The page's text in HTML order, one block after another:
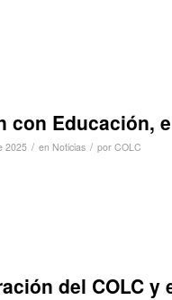
con Educación,
2025 / en Noticias / por COLC
del COLC